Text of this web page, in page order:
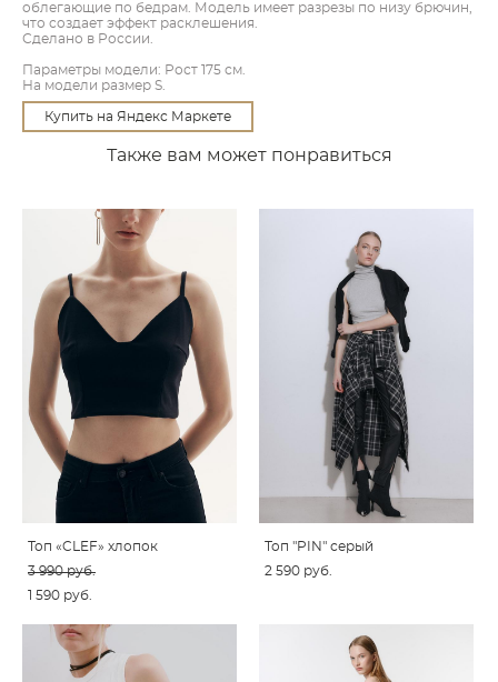
облегающие по бедрам. Модель имеет разрезы по низу брючин,
что создает эффект расклешения.
Сделано в России.
Параметры модели: Рост 175 см.
На модели размер S.
Купить на Яндекс Маркете
Также вам может понравиться
Топ «CLEF» хлопок
3 990 pуб.
1 590 pуб.
Топ "PIN" серый
2 590 pуб.